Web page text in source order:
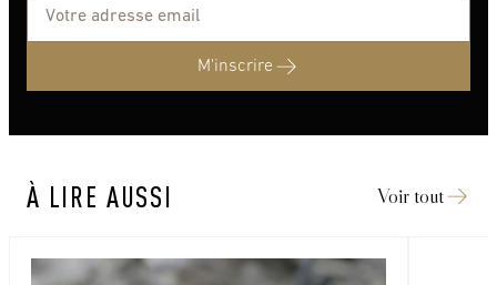
M'inscrire
À LIRE AUSSI Voir tout